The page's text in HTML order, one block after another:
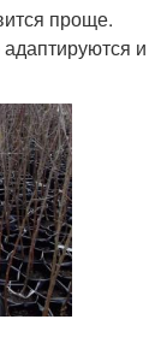
проще.
и